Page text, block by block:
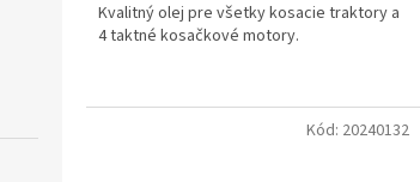
Kvalitný olej pre všetky kosacie traktory a
4 taktné kosačkové motory.
Kód: 20240132